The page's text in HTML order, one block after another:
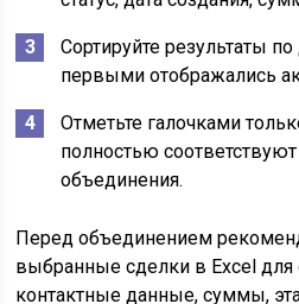
Сортируйте результаты
первыми отображались
Отметьте галочками
полностью
объединения.
Перед объединением
выбранные сделки в Excel для
контактные данные, суммы,